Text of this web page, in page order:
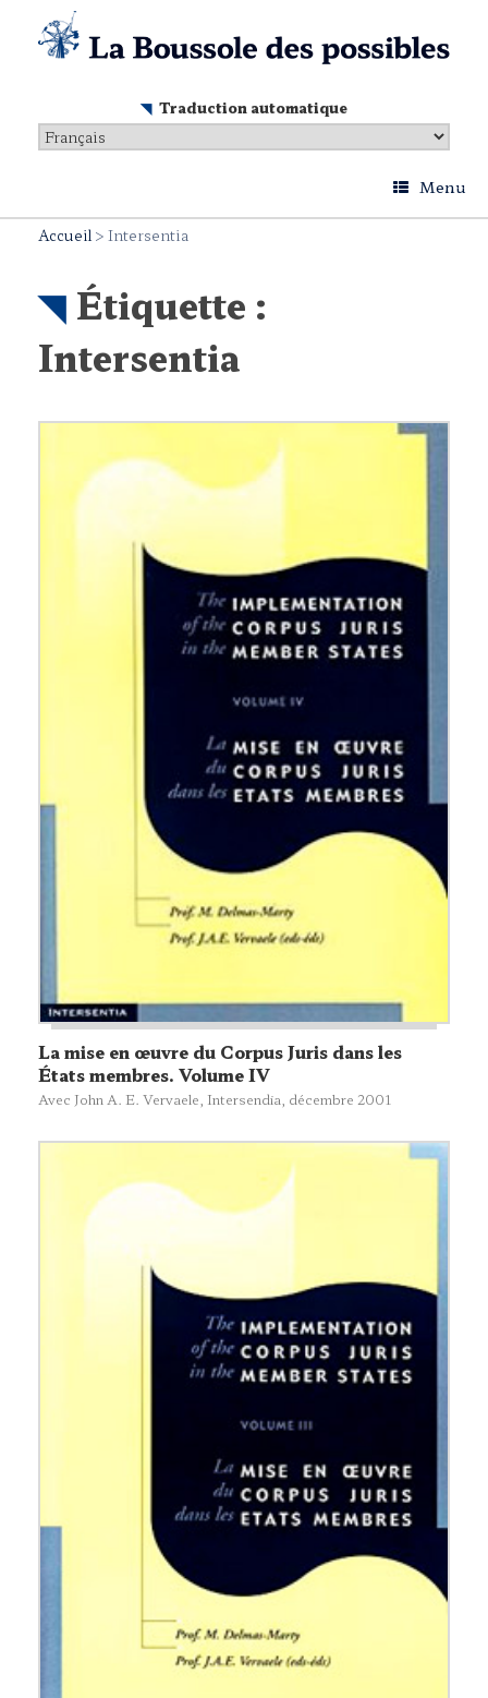
content
Traduction automatique
Menu
Accueil> Intersentia
Étiquette :
Intersentia
La mise en œuvre du Corpus Juris dans les
États membres. Volume IV
Avec John A. E. Vervaele, Intersendia , décembre 2001